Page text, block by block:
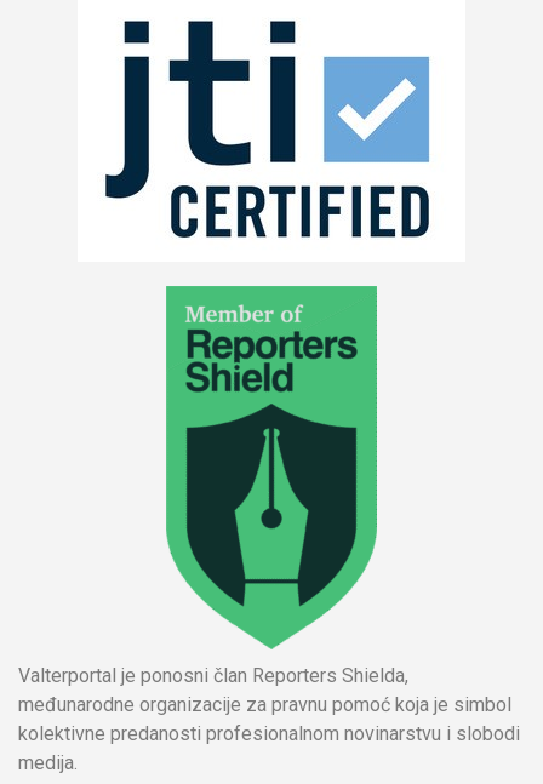
Valterportal je ponosni član Reporters Shielda,
međunarodne organizacije za pravnu pomoć koja je simbol
kolektivne predanosti profesionalnom novinarstvu i slobodi
medija.